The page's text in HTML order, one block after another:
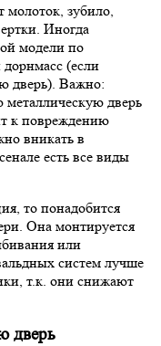
зубило,
Иногда
модели по
дорнмасс (если
дверь). Важно:
металлическую дверь
к повреждению
вникать в
есть все виды
то понадобится
Она монтируется
или
систем лучше
т.к. они снижают
дверь